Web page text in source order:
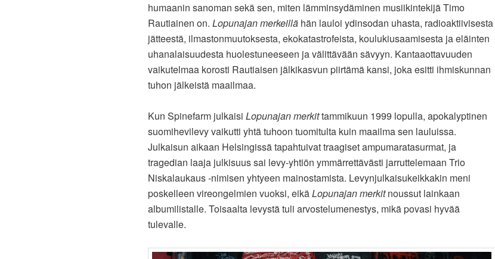
humaanin sanoman sekä sen, miten lämminsydäminen musiikintekijä Timo
Rautiainen on. Lopunajan merkeillä hän lauloi ydinsodan uhasta, radioaktiivisesta
jätteestä, ilmastonmuutoksesta, ekokatastrofeista, koulukiusaamisesta ja eläinten
uhanalaisuudesta huolestuneeseen ja välittävään sävyyn. Kantaaottavuuden
vaikutelmaa korosti Rautiaisen jälkikasvun piirtämä kansi, joka esitti ihmiskunnan
tuhon jälkeistä maailmaa.
Kun Spinefarm julkaisi Lopunajan merkittammikuun 1999 lopulla, apokalyptinen
suomihevilevy vaikutti yhtä tuhoon tuomitulta kuin maailma sen lauluissa.
Julkaisun aikaan Helsingissä tapahtuivat traagiset ampumaratasurmat, ja
tragedian laaja julkisuus sai levy-yhtiön ymmärrettävästi jarruttelemaan Trio
Niskalaukaus -nimisen yhtyeen mainostamista. Levynjulkaisukeikkakin meni
poskelleen vireongelmien vuoksi, eikäLopunajan merkitnoussut lainkaan
albumilistalle. Toisaalta levystä tuli arvostelumenestys, mikä povasi hyvää
tulevalle.